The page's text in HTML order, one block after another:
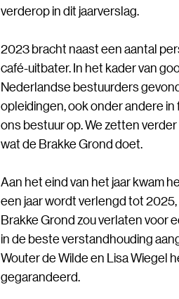
verderop in dit jaarverslag.
2023 bracht naast een aantal
café-uitbater. In het kader van
Nederlandse bestuurders
opleidingen, ook onder andere
ons bestuur op. We zetten
wat de Brakke Grond doet.
Aan het eind van het jaar kwam
een jaar wordt verlengd tot
Brakke Grond zou verlaten voor
in de beste verstandhouding
Wouter de Wilde en Lisa Wiegel
gegarandeerd.